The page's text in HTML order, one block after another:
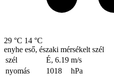
29 °C 14 °C
enyhe eső, északi mérsékelt szél
szél
É, 6.19 m/s
nyomás
1018
hPa